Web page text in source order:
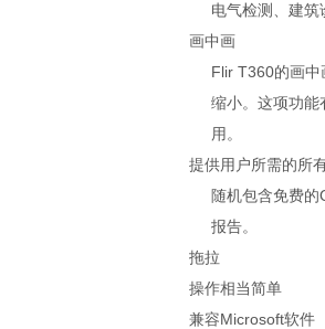
电气检测、建
画中画
Flir T360的画中
缩小。这项功能
用。
提供用户所需的所
随机包含免费
报告。
拖拉
操作相当简单
兼容Microsoft软件